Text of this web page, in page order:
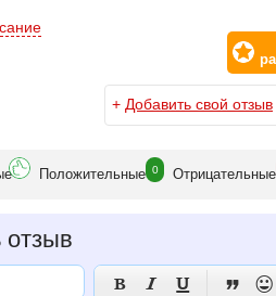
вы всегда будете юридически
+ Добавить свой отзыв
Положительные 0 Отрицательные
отзыв
    